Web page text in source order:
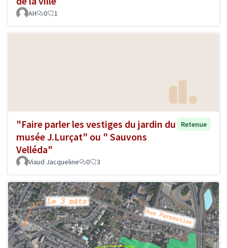
AH 0 1
"Faire parler les vestiges du jardin du
musée J.Lurçat" ou " Sauvons
Velléda"
Retenue
Viaud Jacqueline 0 3